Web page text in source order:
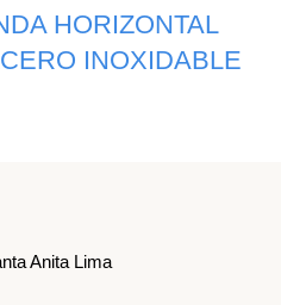
HORIZONTAL
INOXIDABLE
Anita Lima